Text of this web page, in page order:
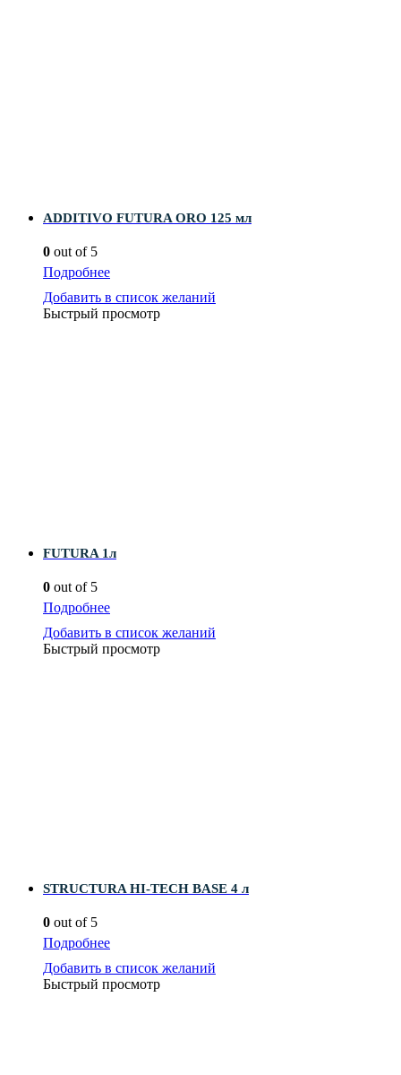
ADDITIVO FUTURA ORO 125 мл
0 out of 5
Подробнее
Добавить в список желаний
Быстрый просмотр
FUTURA 1л
0 out of 5
Подробнее
Добавить в список желаний
Быстрый просмотр
STRUCTURA HI-TECH BASE 4 л
0 out of 5
Подробнее
Добавить в список желаний
Быстрый просмотр